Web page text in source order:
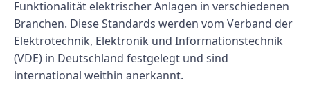
Funktionalität elektrischer Anlagen in verschiedenen
Branchen. Diese Standards werden vom Verband der
Elektrotechnik, Elektronik und Informationstechnik
(VDE) in Deutschland festgelegt und sind
international weithin anerkannt.